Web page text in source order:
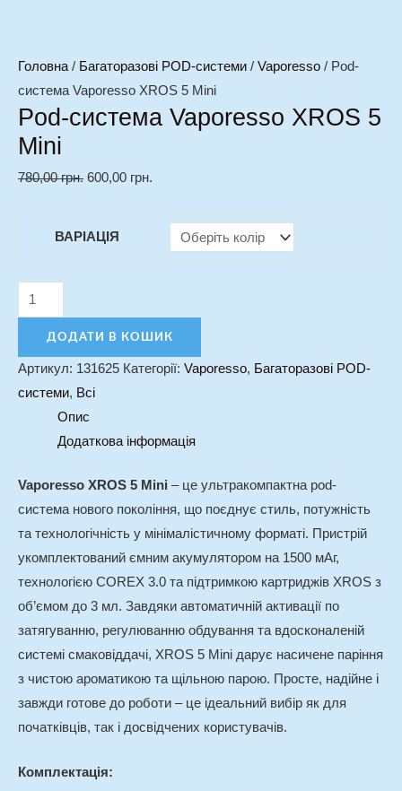
Головна/ Багаторазові POD-системи / Vaporesso / Pod-
система Vaporesso XROS 5 Mini
Pod-система Vaporesso XROS 5
Mini
780,00грн. 600,00 грн.
ВАРІАЦІЯ
ДОДАТИ В КОШИК
Артикул: 131625 Категорії: Vaporesso, Багаторазові POD-
системи, Всі
Опис
Додаткова інформація
Vaporesso XROS 5 Mini – це ультракомпактна pod-
система нового покоління, що поєднує стиль, потужність
та технологічність у мінімалістичному форматі. Пристрій
укомплектований ємним акумулятором на 1500 мАг,
технологією COREX 3.0 та підтримкою картриджів XROS з
об’ємом до 3 мл. Завдяки автоматичній активації по
затягуванню, регулюванню обдування та вдосконаленій
системі смаковіддачі, XROS 5 Mini дарує насичене паріння
з чистою ароматикою та щільною парою. Просте, надійне і
завжди готове до роботи – це ідеальний вибір як для
початківців, так і досвідчених користувачів.
Комплектація: